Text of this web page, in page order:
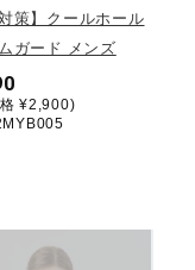
対策】クールホール
ガード メンズ
¥2,900)